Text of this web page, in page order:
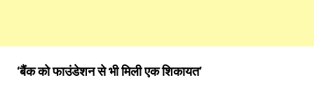
‘बैंक को फाउंडेशन से भी मिली एक शिकायत’